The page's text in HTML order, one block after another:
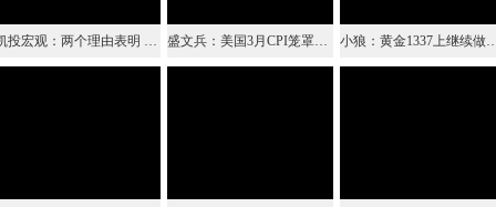
凯投宏观：两个理由表明 俄罗斯卢布本周暴跌可能只是“昙花一现” 盛文兵：美国3月CPI笼罩登场，美元指数能否反击 小狼：黄金1337上继